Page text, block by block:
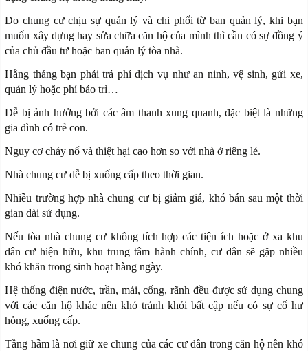
Do chung cư chịu sự quản lý và chi phối từ ban quản lý, khi bạn
muốn xây dựng hay sửa chữa căn hộ của mình thì cần có sự đồng ý
của chủ đầu tư hoặc ban quản lý tòa nhà.
Hằng tháng bạn phải trả phí dịch vụ như an ninh, vệ sinh, gửi xe,
quản lý hoặc phí bảo trì…
Dễ bị ảnh hưởng bởi các âm thanh xung quanh, đặc biệt là những
gia đình có trẻ con.
Nguy cơ cháy nổ và thiệt hại cao hơn so với nhà ở riêng lẻ.
Nhà chung cư dễ bị xuống cấp theo thời gian.
Nhiều trường hợp nhà chung cư bị giảm giá, khó bán sau một thời
gian dài sử dụng.
Nếu tòa nhà chung cư không tích hợp các tiện ích hoặc ở xa khu
dân cư hiện hữu, khu trung tâm hành chính, cư dân sẽ gặp nhiều
khó khăn trong sinh hoạt hàng ngày.
Hệ thống điện nước, trần, mái, cống, rãnh đều được sử dụng chung
với các căn hộ khác nên khó tránh khỏi bất cập nếu có sự cố hư
hỏng, xuống cấp.
Tầng hầm là nơi giữ xe chung của các cư dân trong căn hộ nên khó